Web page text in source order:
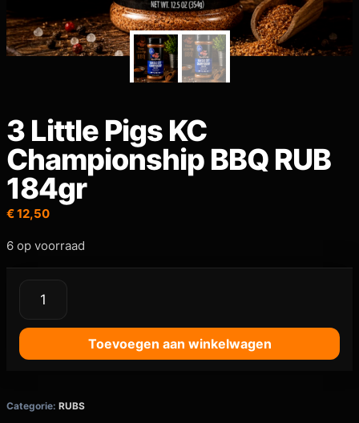
3 Little Pigs KC
Championship BBQ RUB
184gr
€12,50
6 op voorraad
Toevoegen aan winkelwagen
Categorie: RUBS